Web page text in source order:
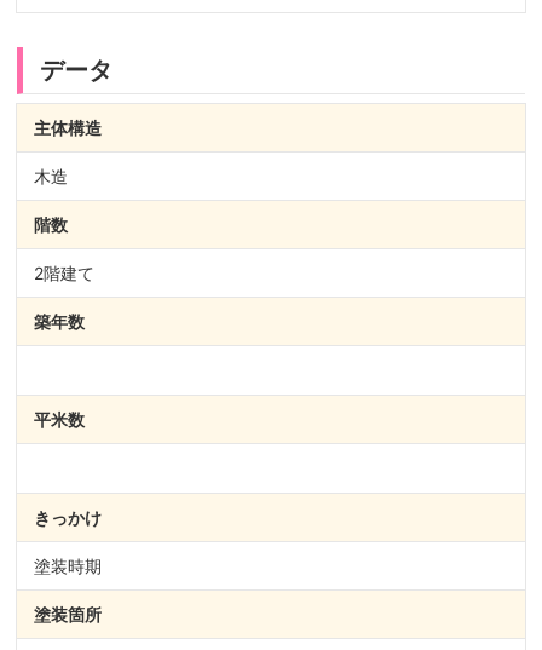
データ
主体構造
木造
階数
2階建て
築年数
平米数
きっかけ
塗装時期
塗装箇所